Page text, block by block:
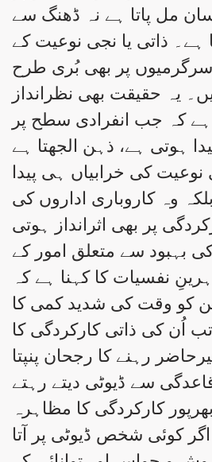
مل پاتا ہے نہ ڈھنگ سے
ہے۔ ذاتی یا نجی نوعیت کے
پر بھی بُری طرح
یہ حقیقت بھی نظرانداز
کہ جب انفرادی سطح پر
ہوتی ہے، ذہن الجھتا ہے
کی خرابیاں ہی پیدا
وہ کاروباری اداروں کی
پر بھی اثرانداز ہوتی
بہبود سے متعلق امور کے
نفسیات کا کہنا ہے کہ
کو وقت کی شدید کمی کا
اُن کی ذاتی کارکردگی کا
رہنے کا رجحان پنپتا
سے ڈیوٹی دیتے رہتے
کارکردگی کا مظاہرہ
اگر کوئی شخص ڈیوٹی پر آتا